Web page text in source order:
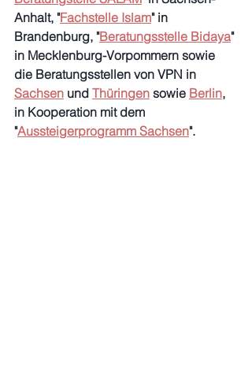
Anhalt, "Fachstelle Islam" in
Brandenburg, "Beratungsstelle Bidaya"
in Mecklenburg-Vorpommern sowie
die Beratungsstellen von VPN in
Sachsen und Thüringen sowie Berlin,
in Kooperation mit dem
"Aussteigerprogramm Sachsen".